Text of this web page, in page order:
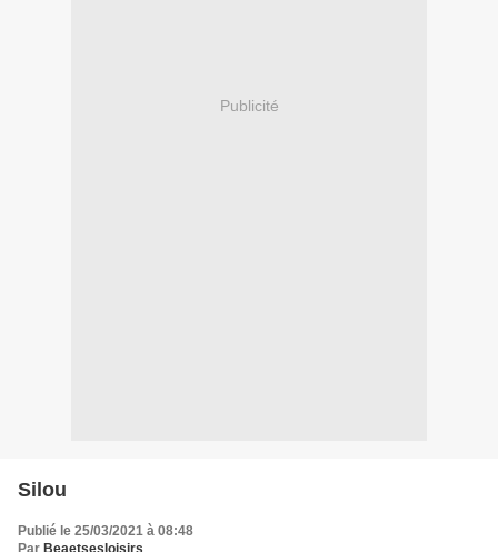
Publicité
Silou
Publié le 25/03/2021 à 08:48
Par Beaetsesloisirs